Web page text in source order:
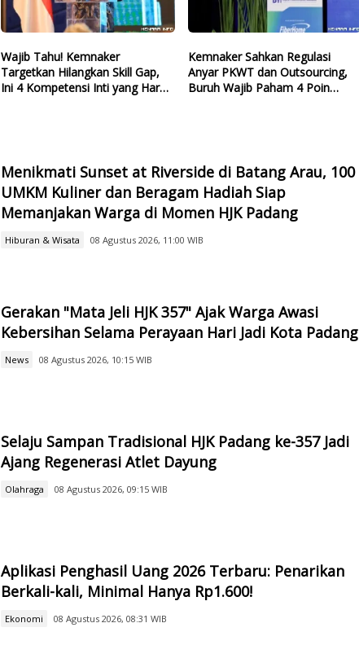
Wajib Tahu! Kemnaker
Targetkan Hilangkan Skill Gap,
Ini 4 Kompetensi Inti yang Harus
Kemnaker Sahkan Regulasi
Anyar PKWT dan Outsourcing,
Buruh Wajib Paham 4 Poin
Menikmati Sunset at Riverside di Batang Arau, 100
UMKM Kuliner dan Beragam Hadiah Siap
Memanjakan Warga di Momen HJK Padang
Hiburan & Wisata 08 Agustus 2026, 11:00 WIB
Gerakan "Mata Jeli HJK 357" Ajak Warga Awasi
Kebersihan Selama Perayaan Hari Jadi Kota Padang
News 08 Agustus 2026, 10:15 WIB
Selaju Sampan Tradisional HJK Padang ke-357 Jadi
Ajang Regenerasi Atlet Dayung
Olahraga 08 Agustus 2026, 09:15 WIB
Aplikasi Penghasil Uang 2026 Terbaru: Penarikan
Berkali-kali, Minimal Hanya Rp1.600!
Ekonomi 08 Agustus 2026, 08:31 WIB